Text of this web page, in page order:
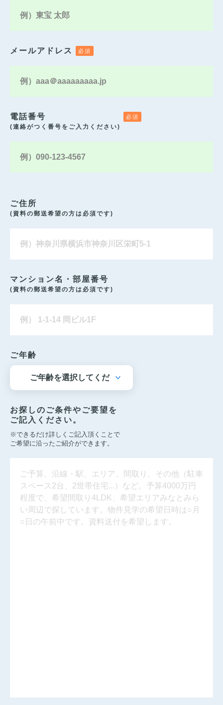
メールアドレス
電話番号
(連絡がつく番号をご入力ください)
ご住所
(資料の郵送希望の方は必須です)
マンション名・部屋番号
(資料の郵送希望の方は必須です)
ご年齢
お探しのご条件やご要望を
ご記入ください。
※できるだけ詳しくご記入頂くことで
ご希望に沿ったご紹介ができます。